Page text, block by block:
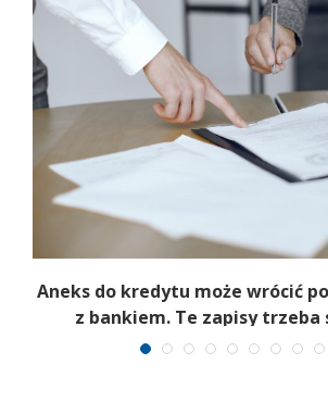
Aneks do kredytu może wrócić
z bankiem. Te zapisy trzeba